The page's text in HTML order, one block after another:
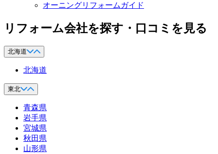
オーニングリフォームガイド
リフォーム会社を探す・口コミを見る
北海道
北海道
東北
青森県
岩手県
宮城県
秋田県
山形県